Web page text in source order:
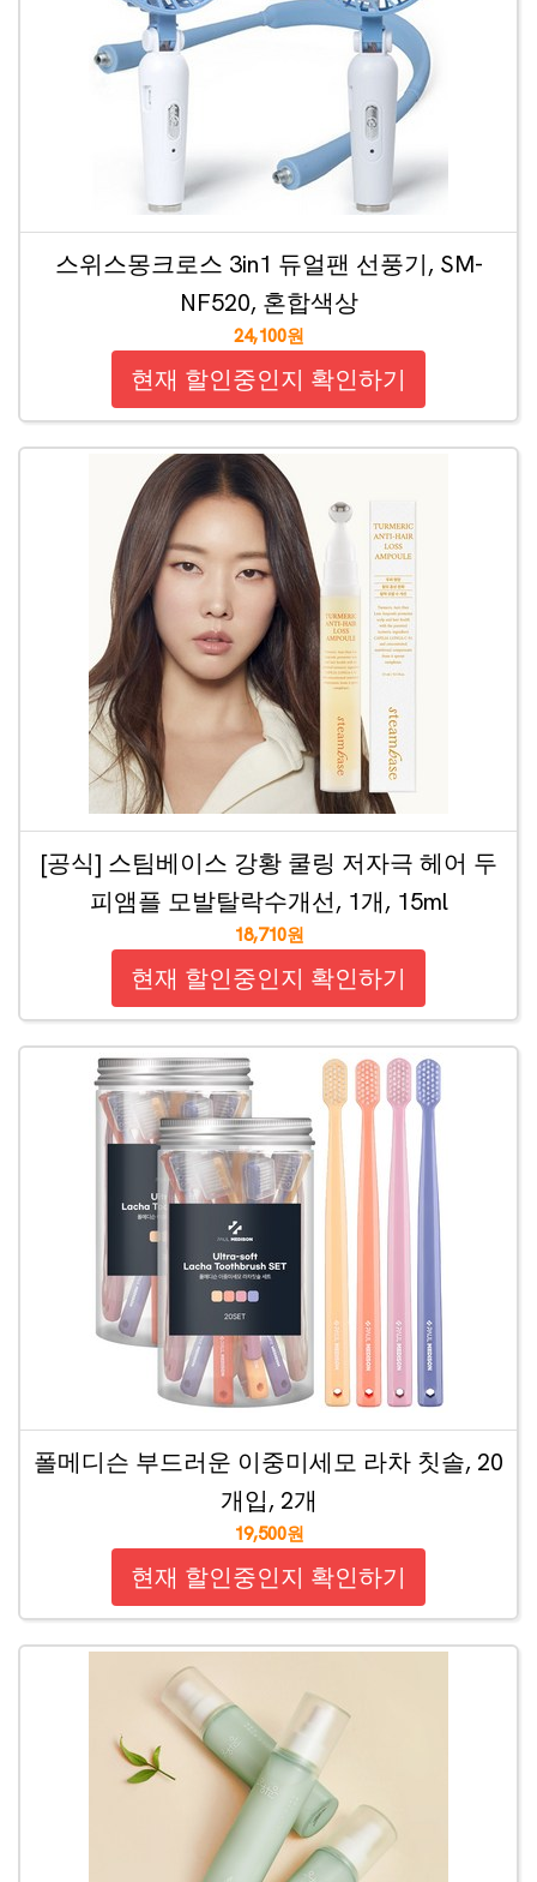
스위스몽크로스 3in1 듀얼팬 선풍기, SM-
NF520, 혼합색상
24,100원
현재 할인중인지 확인하기
[공식] 스팀베이스 강황 쿨링 저자극 헤어 두
피앰플 모발탈락수개선, 1개, 15ml
18,710원
현재 할인중인지 확인하기
폴메디슨 부드러운 이중미세모 라차 칫솔, 20
개입, 2개
19,500원
현재 할인중인지 확인하기